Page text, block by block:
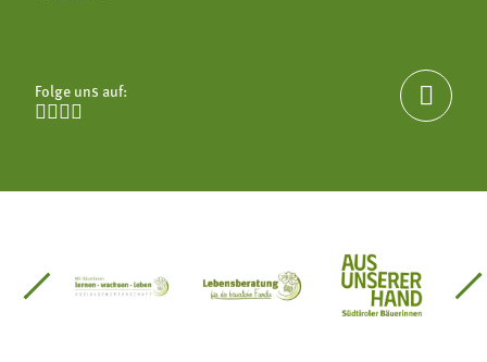
Folge uns auf:


Südtirol
Gärtnervereinigung
Sozialgenossenschaft Mit Bäuerinnen lernen -
Lebensberatung für dieAus unserer